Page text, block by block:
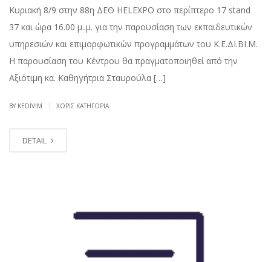
Κυριακή 8/9 στην 88η ΔΕΘ HELEXPO στο περίπτερο 17 stand
37 και ώρα 16.00 μ..μ. για την παρουσίαση των εκπαιδευτικών
υπηρεσιών και επιμορφωτικών προγραμμάτων του Κ.Ε.ΔΙ.ΒΙ.Μ.
Η παρουσίαση του Κέντρου θα πραγματοποιηθεί από την
Αξιότιμη κα. Καθηγήτρια Σταυρούλα […]
BY KEDIVIM ΧΩΡΊΣ ΚΑΤΗΓΟΡΊΑ
DETAIL